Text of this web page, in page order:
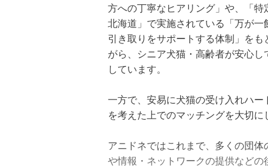
方への丁寧なヒアリング」や、「
北海道」で実施されている「万が
引き取りをサポートする体制」を
がら、シニア犬猫・高齢者が安心
しています。
一方で、安易に犬猫の受け入れハ
を考えた上でのマッチングを大切に
アニドネではこれまで、多くの団
や情報・ネットワークの提供など